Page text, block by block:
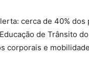
cerca de 40%
de Trânsito
corporais e